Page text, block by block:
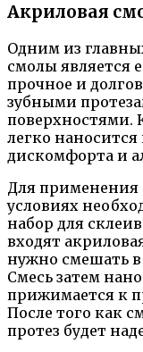
Акриловая
Одним из
смолы является
прочное и
зубными
поверхностями.
легко
дискомфорта и
Для
условиях
набор для
входят
нужно смешать
Смесь затем
прижимается к
После того как
протез будет